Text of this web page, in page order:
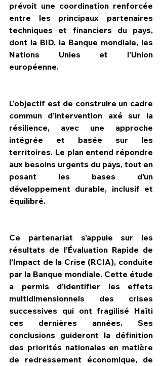
prévoit une coordination renforcée
entre les principaux partenaires
techniques et financiers du pays,
dont la BID, la Banque mondiale, les
Nations Unies et l’Union
européenne.
L’objectif est de construire un cadre
commun d’intervention axé sur la
résilience, avec une approche
intégrée et basée sur les
territoires. Le plan entend répondre
aux besoins urgents du pays, tout en
posant les bases d’un
développement durable, inclusif et
équilibré.
Ce partenariat s’appuie sur les
résultats de l’Évaluation Rapide de
l’Impact de la Crise (RCIA), conduite
par la Banque mondiale. Cette étude
a permis d’identifier les effets
multidimensionnels des crises
successives qui ont fragilisé Haïti
ces dernières années. Ses
conclusions guideront la définition
des priorités nationales en matière
de redressement économique, de